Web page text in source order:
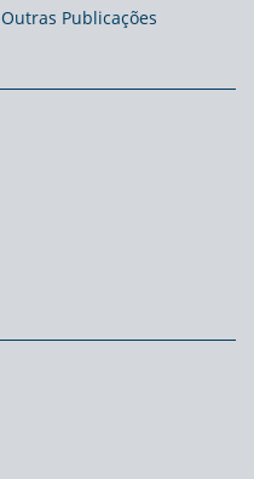
Outras Publicações